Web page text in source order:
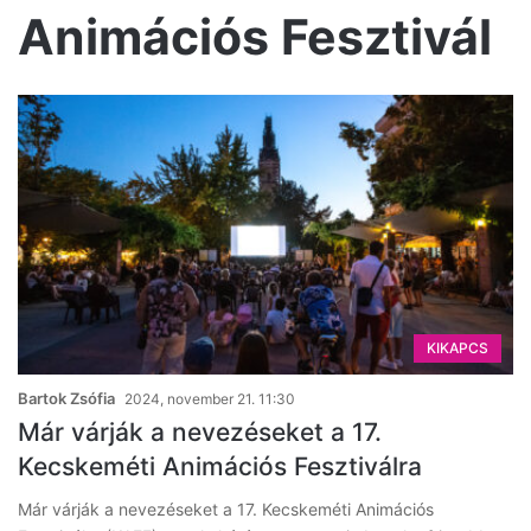
Animációs Fesztivál
KIKAPCS
Bartok Zsófia 2024, november 21. 11:30
Már várják a nevezéseket a 17.
Kecskeméti Animációs Fesztiválra
Már várják a nevezéseket a 17. Kecskeméti Animációs